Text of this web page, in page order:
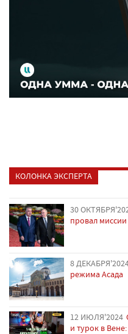
КОЛОНКА ЭКСПЕРТА
30
провал
8
режима Асада
12 ИЮЛЯ'2024
и турок в